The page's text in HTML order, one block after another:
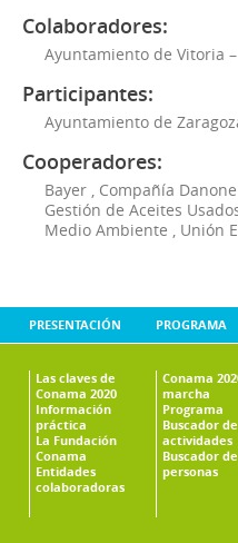
Colaboradores:
Ayuntamiento de Vitoria
Participantes:
Ayuntamiento de
Cooperadores:
Bayer , Compañía Danone
Gestión de Aceites
Medio Ambiente , Unión
PRESENTACIÓN
Las claves de
Conama 2020
Información
práctica
La Fundación
Conama
Entidades
colaboradoras
PROGRAMA
Conama
marcha
Programa
Buscador de
actividades
Buscador de
personas